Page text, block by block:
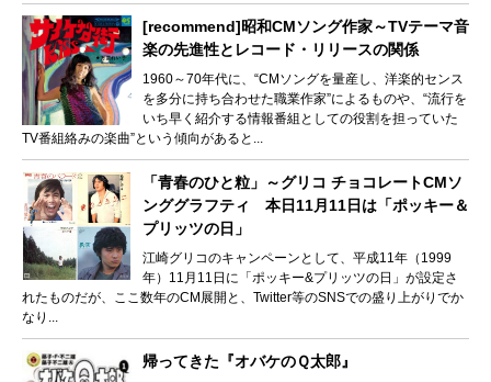
[recommend]昭和CMソング作家～TVテーマ音
楽の先進性とレコード・リリースの関係
1960～70年代に、“CMソングを量産し、洋楽的センス
を多分に持ち合わせた職業作家”によるものや、“流行を
いち早く紹介する情報番組としての役割を担っていた
TV番組絡みの楽曲”という傾向があると...
「青春のひと粒」～グリコ チョコレートCMソ
ンググラフティ 本日11月11日は「ポッキー＆
プリッツの日」
江崎グリコのキャンペーンとして、平成11年（1999
年）11月11日に「ポッキー&プリッツの日」が設定さ
れたものだが、ここ数年のCM展開と、Twitter等のSNSでの盛り上がりでか
なり...
帰ってきた『オバケのＱ太郎』